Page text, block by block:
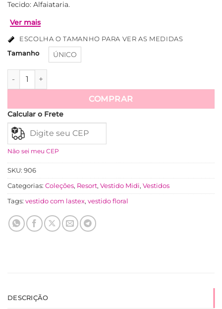
Tecido: Alfaiataria.
Ver mais
ESCOLHA O TAMANHO PARA VER AS MEDIDAS
Tamanho ÚNICO
Vestido com Lastex e Manga Princesa Carla - Azul
COMPRAR
Calcular o Frete
Não sei meu CEP
SKU: 906
Categorias: Coleções, Resort, Vestido Midi, Vestidos
Tags: vestido com lastex, vestido floral
DESCRIÇÃO